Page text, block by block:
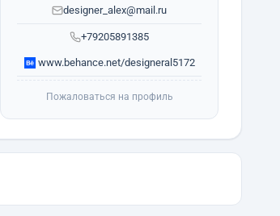
+79205891385
designer_alex@mail.ru
www.behance.net/designeral5172
Пожаловаться на профиль